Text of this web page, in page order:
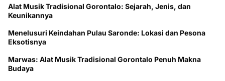
Alat Musik Tradisional Gorontalo: Sejarah, Jenis, dan
Keunikannya
Menelusuri Keindahan Pulau Saronde: Lokasi dan Pesona
Eksotisnya
Marwas: Alat Musik Tradisional Gorontalo Penuh Makna
Budaya